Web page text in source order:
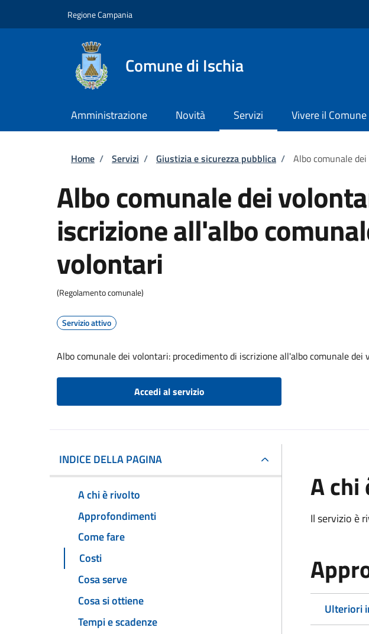
Regione Campania
Comune di Ischia
Amministrazione Novità Servizi Vivere il Comune
Briciole di pane
Home / Servizi / Giustizia e sicurezza pubblica / Albo comunale
Albo comunale dei
iscrizione all'albo
volontari
(Regolamento comunale)
Servizio attivo
Albo comunale dei volontari: procedimento di iscrizione all'albo comunale dei
Accedi al servizio
INDICE DELLA PAGINA
A chi è rivolto
Approfondimenti
Come fare
Costi
Cosa serve
Cosa si ottiene
Tempi e scadenze
A
Il servizio è
Ulteriori